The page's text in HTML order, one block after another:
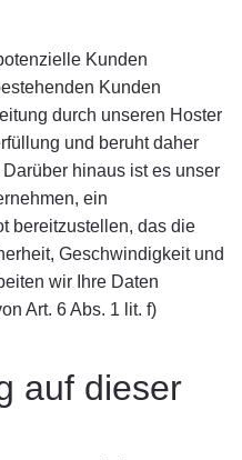
Kunden
Kunden
durch unseren Hoster
und beruht daher
hinaus ist es unser
ein
bereitzustellen, das die
Geschwindigkeit und
wir Ihre Daten
Art. 6 Abs. 1 lit. f)
auf dieser